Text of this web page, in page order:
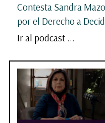
Contesta Sandra
por el Derecho a
Ir al podcast ...